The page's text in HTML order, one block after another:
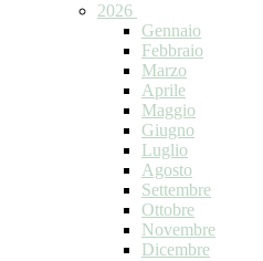
2026
Gennaio
Febbraio
Marzo
Aprile
Maggio
Giugno
Luglio
Agosto
Settembre
Ottobre
Novembre
Dicembre